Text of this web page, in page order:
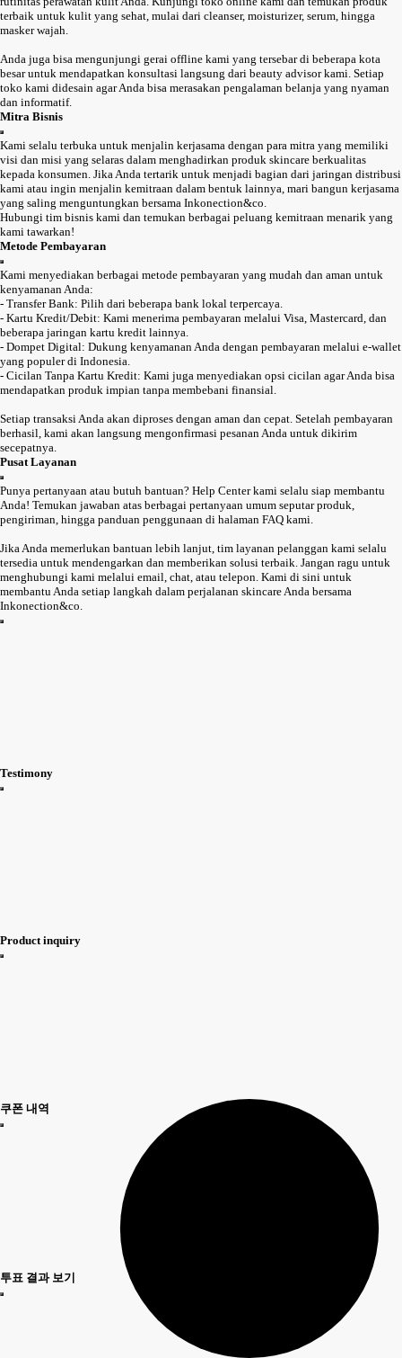
terbaik untuk kulit yang sehat, mulai dari cleanser, moisturizer, serum, hingga
masker wajah.
Anda juga bisa mengunjungi gerai offline kami yang tersebar di beberapa kota
besar untuk mendapatkan konsultasi langsung dari beauty advisor kami. Setiap
toko kami didesain agar Anda bisa merasakan pengalaman belanja yang nyaman
dan informatif.
Mitra Bisnis
Kami selalu terbuka untuk menjalin kerjasama dengan para mitra yang memiliki
visi dan misi yang selaras dalam menghadirkan produk skincare berkualitas
kepada konsumen. Jika Anda tertarik untuk menjadi bagian dari jaringan distribusi
kami atau ingin menjalin kemitraan dalam bentuk lainnya, mari bangun kerjasama
yang saling menguntungkan bersama Inkonection&co.
Hubungi tim bisnis kami dan temukan berbagai peluang kemitraan menarik yang
kami tawarkan!
Metode Pembayaran
Kami menyediakan berbagai metode pembayaran yang mudah dan aman untuk
kenyamanan Anda:
- Transfer Bank: Pilih dari beberapa bank lokal terpercaya.
- Kartu Kredit/Debit: Kami menerima pembayaran melalui Visa, Mastercard, dan
beberapa jaringan kartu kredit lainnya.
- Dompet Digital: Dukung kenyamanan Anda dengan pembayaran melalui e-wallet
yang populer di Indonesia.
- Cicilan Tanpa Kartu Kredit: Kami juga menyediakan opsi cicilan agar Anda bisa
mendapatkan produk impian tanpa membebani finansial.
Setiap transaksi Anda akan diproses dengan aman dan cepat. Setelah pembayaran
berhasil, kami akan langsung mengonfirmasi pesanan Anda untuk dikirim
secepatnya.
Pusat Layanan
Punya pertanyaan atau butuh bantuan? Help Center kami selalu siap membantu
Anda! Temukan jawaban atas berbagai pertanyaan umum seputar produk,
pengiriman, hingga panduan penggunaan di halaman FAQ kami.
Jika Anda memerlukan bantuan lebih lanjut, tim layanan pelanggan kami selalu
tersedia untuk mendengarkan dan memberikan solusi terbaik. Jangan ragu untuk
menghubungi kami melalui email, chat, atau telepon. Kami di sini untuk
membantu Anda setiap langkah dalam perjalanan skincare Anda bersama
Inkonection&co.
Testimony
Product inquiry
쿠폰 내역
투표 결과 보기